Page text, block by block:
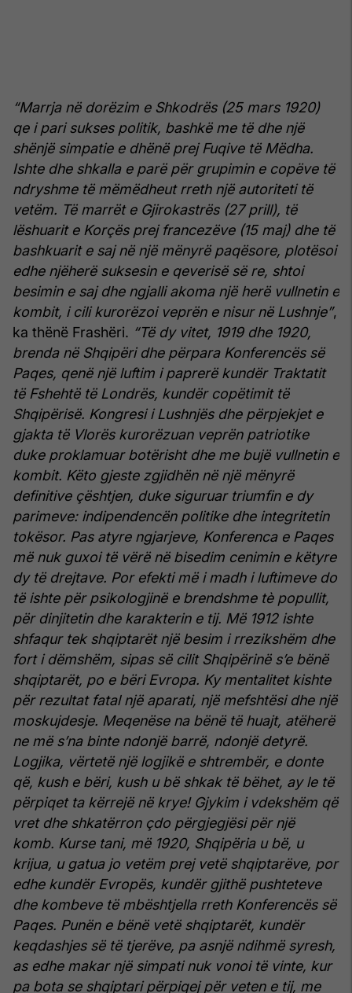
“Marrja në dorëzim e Shkodrës (25 mars 1920)
qe i pari sukses politik, bashkë me të dhe një
shënjë simpatie e dhënë prej Fuqive të Mëdha.
Ishte dhe shkalla e parë për grupimin e copëve të
ndryshme të mëmëdheut rreth një autoriteti të
vetëm. Të marrët e Gjirokastrës (27 prill), të
lëshuarit e Korçës prej francezëve (15 maj) dhe të
bashkuarit e saj në një mënyrë paqësore, plotësoi
edhe njëherë suksesin e qeverisë së re, shtoi
besimin e saj dhe ngjalli akoma një herë vullnetin e
kombit, i cili kurorëzoi veprën e nisur në Lushnje”,
ka thënë Frashëri. “Të dy vitet, 1919 dhe 1920,
brenda në Shqipëri dhe përpara Konferencës së
Paqes, qenë një luftim i paprerë kundër Traktatit
të Fshehtë të Londrës, kundër copëtimit të
Shqipërisë. Kongresi i Lushnjës dhe përpjekjet e
gjakta të Vlorës kurorëzuan veprën patriotike
duke proklamuar botërisht dhe me bujë vullnetin e
kombit. Këto gjeste zgjidhën në një mënyrë
definitive çështjen, duke siguruar triumfin e dy
parimeve: indipendencën politike dhe integritetin
tokësor. Pas atyre ngjarjeve, Konferenca e Paqes
më nuk guxoi të vërë në bisedim cenimin e këtyre
dy të drejtave. Por efekti më i madh i luftimeve do
të ishte për psikologjinë e brendshme tè popullit,
për dinjitetin dhe karakterin e tij. Më 1912 ishte
shfaqur tek shqiptarët një besim i rrezikshëm dhe
fort i dëmshëm, sipas së cilit Shqipërinë s’e bënë
shqiptarët, po e bëri Evropa. Ky mentalitet kishte
për rezultat fatal një aparati, një mefshtësi dhe një
moskujdesje. Meqenëse na bënë të huajt, atëherë
ne më s’na binte ndonjë barrë, ndonjë detyrë.
Logjika, vërtetë një logjikë e shtrembër, e donte
që, kush e bëri, kush u bë shkak të bëhet, ay le të
përpiqet ta kërrejë në krye! Gjykim i vdekshëm që
vret dhe shkatërron çdo përgjegjësi për një
komb. Kurse tani, më 1920, Shqipëria u bë, u
krijua, u gatua jo vetëm prej vetë shqiptarëve, por
edhe kundër Evropës, kundër gjithë pushteteve
dhe kombeve të mbështjella rreth Konferencës së
Paqes. Punën e bënë vetë shqiptarët, kundër
keqdashjes së të tjerëve, pa asnjë ndihmë syresh,
as edhe makar një simpati nuk vonoi të vinte, kur
pa bota se shqiptari përpiqej për veten e tij, me